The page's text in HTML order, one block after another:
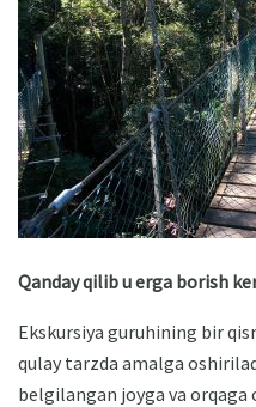
Qanday qilib u erga borish
Ekskursiya guruhining bir
qulay tarzda amalga
belgilangan joyga va